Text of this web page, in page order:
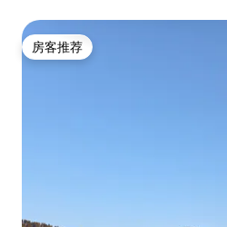
房客推荐
房客推荐